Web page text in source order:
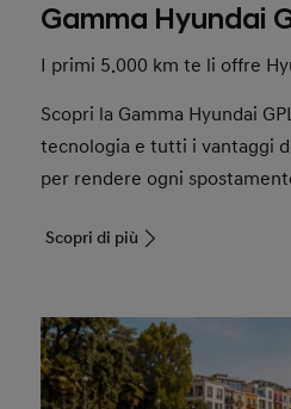
Gamma Hyundai
I primi 5.000 km te li offre
Scopri la Gamma Hyundai
tecnologia e tutti i vantaggi
per rendere ogni
Scopri di più